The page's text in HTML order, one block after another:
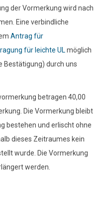
der Vormerkung wird nach
Eine verbindliche
Antrag für
für leichte UL möglich
Bestätigung) durch uns
betragen 40,00
Die Vormerkung bleibt
bestehen und erlischt ohne
dieses Zeitraumes kein
wurde. Die Vormerkung
werden.